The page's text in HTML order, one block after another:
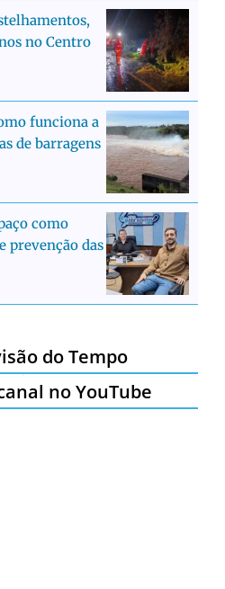
no Centro
funciona a
de barragens
como
prevenção das
do Tempo
no YouTube